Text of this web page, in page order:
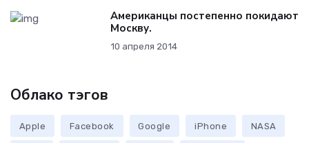
Американцы постепенно покидают
Москву.
10 апреля 2014
Облако тэгов
Apple Facebook Google iPhone NASA